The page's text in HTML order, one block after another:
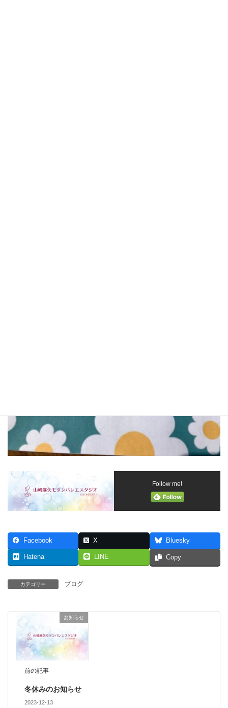
Follow me!
Facebook X Bluesky
Hatena LINE Copy
カテゴリー ブログ
お知らせ
前の記事
冬休みのお知らせ
2023-12-13